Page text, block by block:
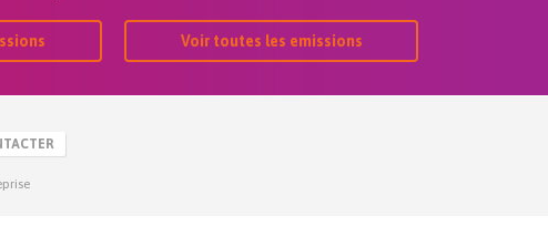
Voir toutes les emissions